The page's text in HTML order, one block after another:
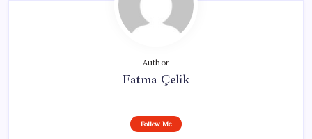
Author
Fatma Çelik
Follow Me